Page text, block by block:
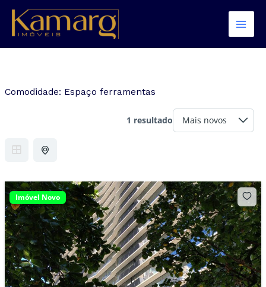
para
conteúdo
Comodidade: Espaço ferramentas
1 resultado
Imóvel Novo